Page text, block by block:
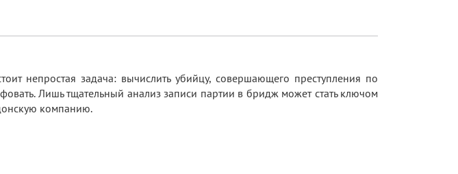
непростая задача: вычислить убийцу, совершающего преступления по
Лишь тщательный анализ записи партии в бридж может стать ключом
компанию.